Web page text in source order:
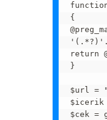
{
'(.*?)'.
return
}
$url =
$icerik
$cek =